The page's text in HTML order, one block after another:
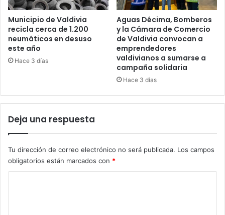
Municipio de Valdivia
recicla cerca de 1.200
neumáticos en desuso
este año
Hace 3 días
Aguas Décima, Bomberos
y la Cámara de Comercio
de Valdivia convocan a
emprendedores
valdivianos a sumarse a
campaña solidaria
Hace 3 días
Deja una respuesta
Tu dirección de correo electrónico no será publicada. Los campos
obligatorios están marcados con *